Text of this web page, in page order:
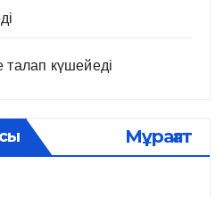
талап күшейеді
Мұрағат